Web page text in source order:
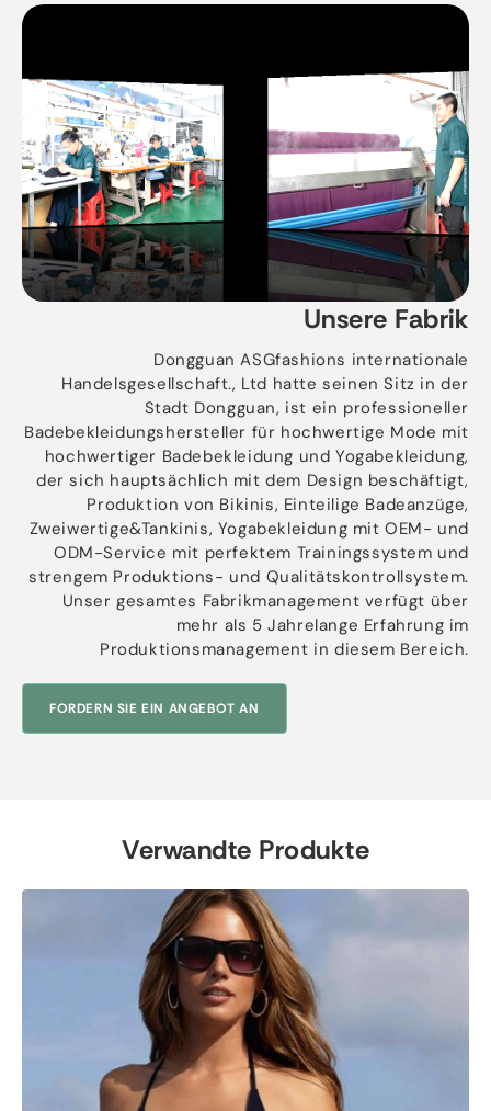
Unsere Fabrik
Dongguan ASGfashions internationale
Handelsgesellschaft., Ltd hatte seinen Sitz in der
Stadt Dongguan, ist ein professioneller
Badebekleidungshersteller für hochwertige Mode mit
hochwertiger Badebekleidung und Yogabekleidung,
der sich hauptsächlich mit dem Design beschäftigt,
Produktion von Bikinis, Einteilige Badeanzüge,
Zweiwertige&Tankinis, Yogabekleidung mit OEM- und
ODM-Service mit perfektem Trainingssystem und
strengem Produktions- und Qualitätskontrollsystem.
Unser gesamtes Fabrikmanagement verfügt über
mehr als 5 Jahrelange Erfahrung im
Produktionsmanagement in diesem Bereich.
FORDERN SIE EIN ANGEBOT AN
Verwandte Produkte